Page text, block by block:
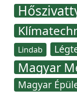
Lindab
Magyar
Magyar